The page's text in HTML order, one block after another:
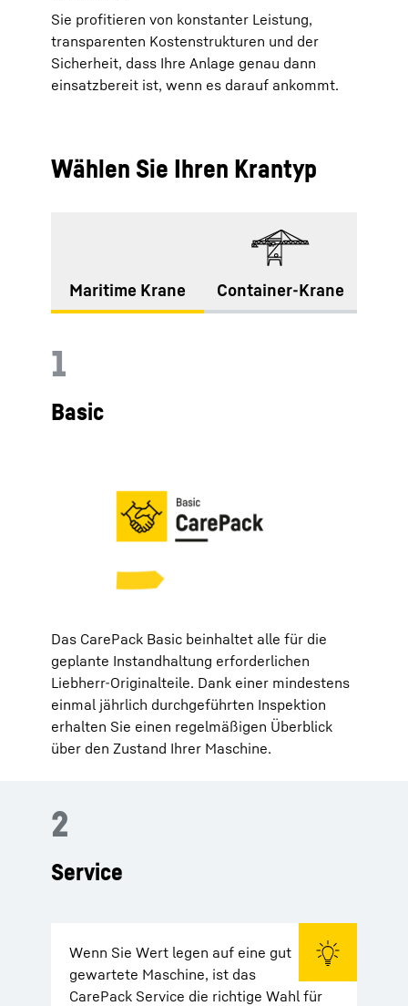
Sie profitieren von konstanter Leistung,
transparenten Kostenstrukturen und der
Sicherheit, dass Ihre Anlage genau dann
einsatzbereit ist, wenn es darauf ankommt.
Wählen Sie Ihren Krantyp
Maritime Krane Container-Krane
1
Basic
Das CarePack Basic beinhaltet alle für die
geplante Instandhaltung erforderlichen
Liebherr-Originalteile. Dank einer mindestens
einmal jährlich durchgeführten Inspektion
erhalten Sie einen regelmäßigen Überblick
über den Zustand Ihrer Maschine.
2
Service
Wenn Sie Wert legen auf eine gut
gewartete Maschine, ist das
CarePack Service die richtige Wahl für